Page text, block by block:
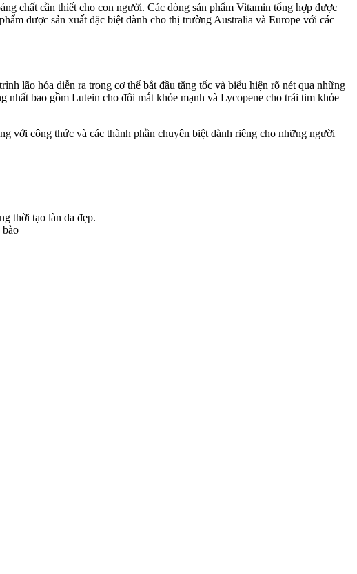
chất cần thiết cho con người. Các dòng sản phẩm Vitamin tổng hợp được
được sản xuất đặc biệt dành cho thị trường Australia và Europe với các
lão hóa diễn ra trong cơ thể bắt đầu tăng tốc và biểu hiện rõ nét qua những
nhất bao gồm Lutein cho đôi mắt khỏe mạnh và Lycopene cho trái tim khỏe
với công thức và các thành phần chuyên biệt dành riêng cho những người
thời tạo làn da đẹp.